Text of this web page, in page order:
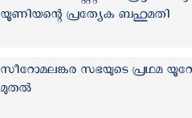
യൂണിയന്റെ പ്രത്യേക ബഹുമതി
സീറോമലങ്കര സഭയുടെ പ്രഥമ
മുതൽ